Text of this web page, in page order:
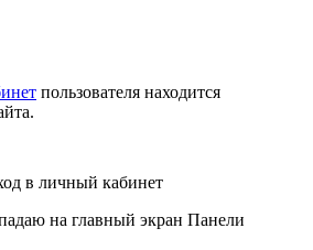
пользователя находится
на главный экран Панели